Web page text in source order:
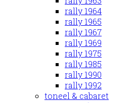
rally 1964
rally 1965
rally 1967
rally 1969
rally 1975
rally 1985
rally 1990
rally 1992
toneel & cabaret